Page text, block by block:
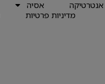
אנטרטיקה אסיה
מדיניות פרטיות